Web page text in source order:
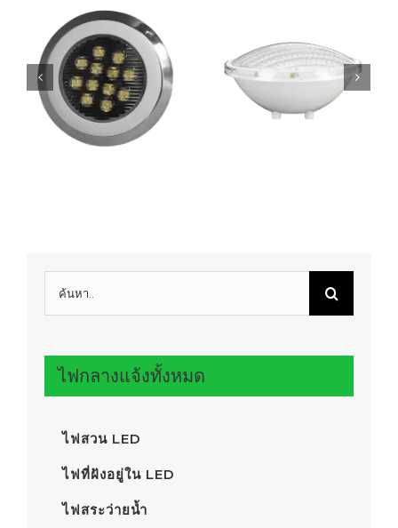
ไฟกลางแจ้งทั้งหมด
ไฟสวน LED
ไฟที่ฝังอยู่ใน LED
ไฟสระว่ายน้ำ